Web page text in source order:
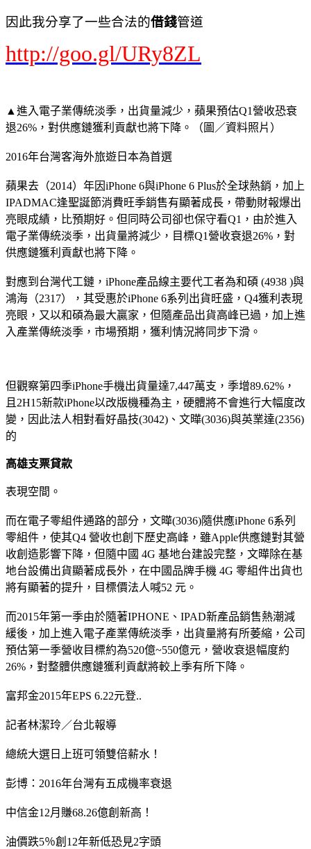
因此我分享了一些合法的借錢管道
http://goo.gl/URy8ZL
▲進入電子業傳統淡季，出貨量減少，蘋果預估Q1營收恐衰
退26%，對供應鏈獲利貢獻也將下降。（圖／資料照片）
2016年台灣客海外旅遊日本為首選
蘋果去（2014）年因iPhone 6與iPhone 6 Plus於全球熱銷，加上
IPADMAC逢聖誕節消費旺季銷售有顯著成長，帶動財報爆出
亮眼成績，比預期好。但同時公司卻也保守看Q1，由於進入
電子業傳統淡季，出貨量將減少，目標Q1營收衰退26%，對
供應鏈獲利貢獻也將下降。
對應到台灣代工鏈，iPhone產品線主要代工者為和碩 (4938 )與
鴻海（2317），其受惠於iPhone 6系列出貨旺盛，Q4獲利表現
亮眼，又以和碩為最大贏家，但隨產品出貨高峰已過，加上進
入產業傳統淡季，市場預期，獲利情況將同步下滑。
但觀察第四季iPhone手機出貨量達7,447萬支，季增89.62%，
且2H15新款iPhone以改版機種為主，硬體將不會進行大幅度改
變，因此法人相對看好晶技(3042)、文曄(3036)與英業達(2356)
的
高雄支票貸款
表現空間。
而在電子零組件通路的部分，文曄(3036)隨供應iPhone 6系列
零組件，使其Q4 營收也創下歷史高峰，雖Apple供應鏈對其營
收創造影響下降，但隨中國 4G 基地台建設完整，文曄除在基
地台設備出貨顯著成長外，在中國品牌手機 4G 零組件出貨也
將有顯著的提升，目標價法人喊52 元。
而2015年第一季由於隨著IPHONE、IPAD新產品銷售熱潮減
緩後，加上進入電子產業傳統淡季，出貨量將有所萎縮，公司
預估第一季營收目標約為520億~550億元，營收衰退幅度約
26%，對整體供應鏈獲利貢獻將較上季有所下降。
富邦金2015年EPS 6.22元登..
記者林潔玲／台北報導
總統大選日上班可領雙倍薪水！
彭博：2016年台灣有五成機率衰退
中信金12月賺68.26億創新高！
油價跌5％創12年新低恐見2字頭